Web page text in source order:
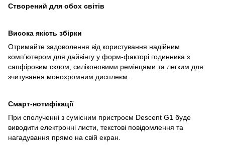
Створений для обох світів
Висока якість збірки
Отримайте задоволення від користування надійним
комп’ютером для дайвінгу у форм-факторі годинника з
сапфіровим склом, силіконовими ремінцями та легким для
зчитування монохромним дисплеєм.
Смарт-нотифікації
При сполученні з сумісним пристроєм Descent G1 буде
виводити електронні листи, текстові повідомлення та
нагадування прямо на свій екран.